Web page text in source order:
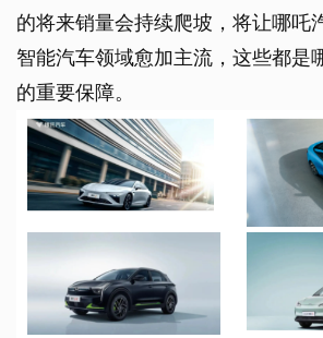
的将来销量会持续爬坡，将让哪吒
智能汽车领域愈加主流，这些都是
的重要保障。